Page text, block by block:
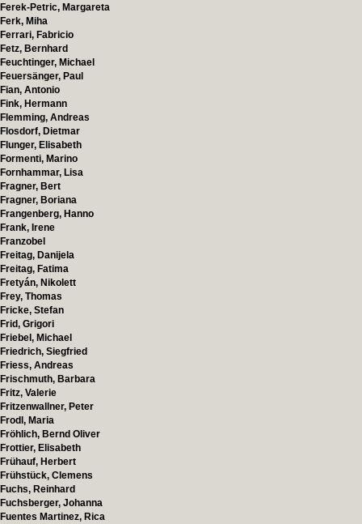
Ferek-Petric, Margareta
Ferk, Miha
Ferrari, Fabricio
Fetz, Bernhard
Feuchtinger, Michael
Feuersänger, Paul
Fian, Antonio
Fink, Hermann
Flemming, Andreas
Flosdorf, Dietmar
Flunger, Elisabeth
Formenti, Marino
Fornhammar, Lisa
Fragner, Bert
Fragner, Boriana
Frangenberg, Hanno
Frank, Irene
Franzobel
Freitag, Danijela
Freitag, Fatima
Fretyán, Nikolett
Frey, Thomas
Fricke, Stefan
Frid, Grigori
Friebel, Michael
Friedrich, Siegfried
Friess, Andreas
Frischmuth, Barbara
Fritz, Valerie
Fritzenwallner, Peter
Frodl, Maria
Fröhlich, Bernd Oliver
Frottier, Elisabeth
Frühauf, Herbert
Frühstück, Clemens
Fuchs, Reinhard
Fuchsberger, Johanna
Fuentes Martinez, Rica